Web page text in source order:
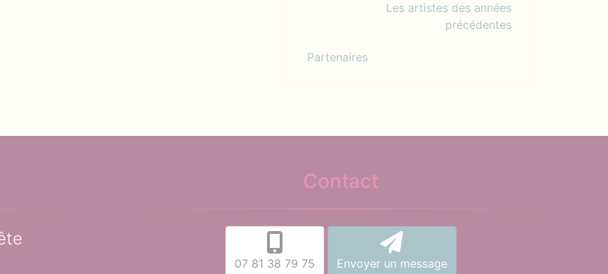
Les artistes des années
précédentes
Partenaires
Contact
07 81 38 79 75 Envoyer un message